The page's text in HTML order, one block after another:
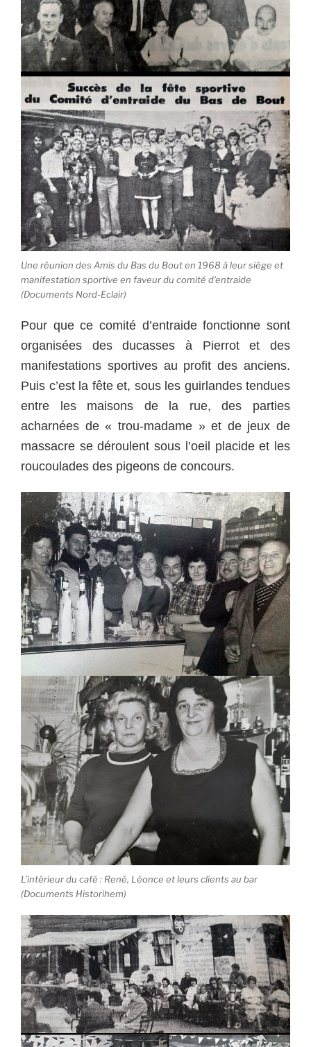
Une réunion des Amis du Bas du Bout en 1968 à leur siège et
manifestation sportive en faveur du comité d’entraide
(Documents Nord-Eclair)
Pour que ce comité d’entraide fonctionne sont
organisées des ducasses à Pierrot et des
manifestations sportives au profit des anciens.
Puis c’est la fête et, sous les guirlandes tendues
entre les maisons de la rue, des parties
acharnées de « trou-madame » et de jeux de
massacre se déroulent sous l’oeil placide et les
roucoulades des pigeons de concours.
L’intérieur du café : René, Léonce et leurs clients au bar
(Documents Historihem)